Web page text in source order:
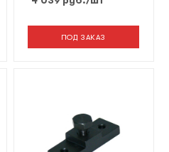
ПОД ЗАКАЗ